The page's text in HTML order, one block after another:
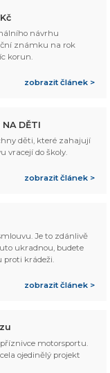
návrhu
známku na rok
korun.
zobrazit článek >
DĚTI
děti, které zahajují
vracejí do školy.
zobrazit článek >
Je to zdánlivě
ukradnou, budete
proti krádeži.
zobrazit článek >
motorsportu.
ojedinělý projekt